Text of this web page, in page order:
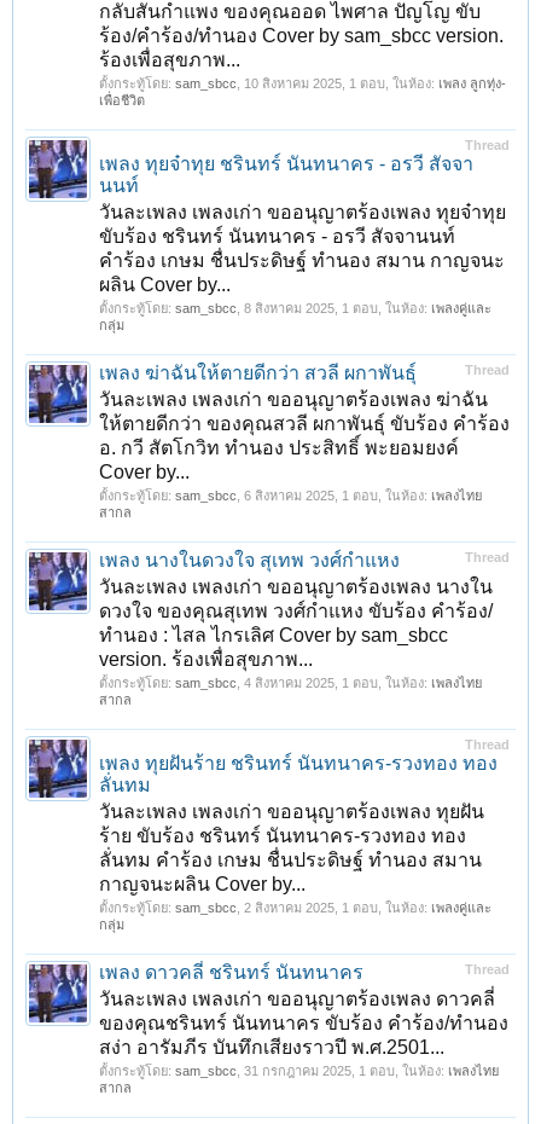
กลับสันกำแพง ของคุณออด ไพศาล ปัญโญ ขับ
ร้อง/คำร้อง/ทำนอง Cover by sam_sbcc version.
ร้องเพื่อสุขภาพ...
ตั้งกระทู้โดย: sam_sbcc 10 สิงหาคม 2025 , 1 ตอบ, ในห้อง: เพลง ลูกทุ่ง-
เพื่อชีวิต
Thread
เพลง ทุยจ๋าทุย ชรินทร์ นันทนาคร - อรวี สัจจา
นนท์
วันละเพลง เพลงเก่า ขออนุญาตร้องเพลง ทุยจ๋าทุย
ขับร้อง ชรินทร์ นันทนาคร - อรวี สัจจานนท์
คำร้อง เกษม ชื่นประดิษฐ์ ทำนอง สมาน กาญจนะ
ผลิน Cover by...
ตั้งกระทู้โดย: sam_sbcc 8 สิงหาคม 2025 , 1 ตอบ, ในห้อง: เพลงคู่และ
กลุ่ม
Thread
เพลง ฆ่าฉันให้ตายดีกว่า สวลี ผกาพันธุ์
วันละเพลง เพลงเก่า ขออนุญาตร้องเพลง ฆ่าฉัน
ให้ตายดีกว่า ของคุณสวลี ผกาพันธุ์ ขับร้อง คำร้อง
อ. กวี สัตโกวิท ทำนอง ประสิทธิ์ พะยอมยงค์
Cover by...
ตั้งกระทู้โดย: sam_sbcc 6 สิงหาคม 2025 , 1 ตอบ, ในห้อง: เพลงไทย
สากล
Thread
เพลง นางในดวงใจ สุเทพ วงศ์กำแหง
วันละเพลง เพลงเก่า ขออนุญาตร้องเพลง นางใน
ดวงใจ ของคุณสุเทพ วงศ์กำแหง ขับร้อง คำร้อง/
ทำนอง : ไสล ไกรเลิศ Cover by sam_sbcc
version. ร้องเพื่อสุขภาพ...
ตั้งกระทู้โดย: sam_sbcc 4 สิงหาคม 2025 , 1 ตอบ, ในห้อง: เพลงไทย
สากล
Thread
เพลง ทุยฝันร้าย ชรินทร์ นันทนาคร-รวงทอง ทอง
ลั่นทม
วันละเพลง เพลงเก่า ขออนุญาตร้องเพลง ทุยฝัน
ร้าย ขับร้อง ชรินทร์ นันทนาคร-รวงทอง ทอง
ลั่นทม คำร้อง เกษม ชื่นประดิษฐ์ ทำนอง สมาน
กาญจนะผลิน Cover by...
ตั้งกระทู้โดย: sam_sbcc 2 สิงหาคม 2025 , 1 ตอบ, ในห้อง: เพลงคู่และ
กลุ่ม
Thread
เพลง ดาวคลี่ ชรินทร์ นันทนาคร
วันละเพลง เพลงเก่า ขออนุญาตร้องเพลง ดาวคลี่
ของคุณชรินทร์ นันทนาคร ขับร้อง คำร้อง/ทำนอง
สง่า อารัมภีร บันทึกเสียงราวปี พ.ศ.2501...
ตั้งกระทู้โดย: sam_sbcc 31 กรกฎาคม 2025 , 1 ตอบ, ในห้อง: เพลงไทย
สากล
< ย้อนกลับ 4 6 16